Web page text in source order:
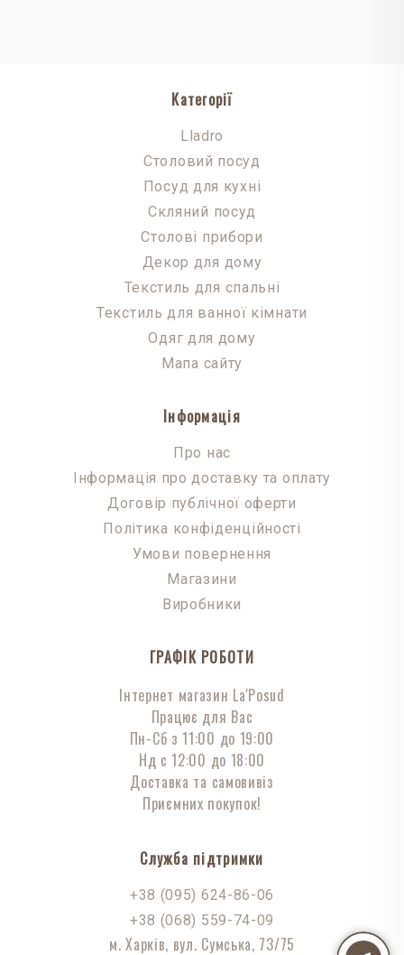
Категорії
Lladro
Столовий посуд
Посуд для кухні
Скляний посуд
Столові прибори
Декор для дому
Текстиль для спальні
Текстиль для ванної кімнати
Одяг для дому
Мапа сайту
Інформація
Про нас
Інформація про доставку та оплату
Договір публічної оферти
Політика конфіденційності
Умови повернення
Магазини
Виробники
ГРАФІК РОБОТИ
Інтернет магазин La'Posud
Працює для Вас
Пн-Сб з 11:00 до 19:00
Нд с 12:00 до 18:00
Доставка та самовивіз
Приємних покупок!
Служба підтримки
+38 (095) 624-86-06
+38 (068) 559-74-09
м. Харків, вул. Сумська, 73/75